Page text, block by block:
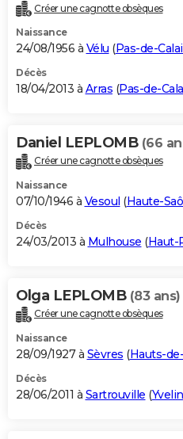
Créer une cagnotte obsèques
Naissance
24/08/1956 à Vélu (Pas-de-
Décès
18/04/2013 à Arras (Pas-de-
Daniel LEPLOMB (66
Créer une cagnotte obsèques
Naissance
07/10/1946 à Vesoul (Haute-
Décès
24/03/2013 à Mulhouse (Haut-
Olga LEPLOMB (83 ans)
Créer une cagnotte obsèques
Naissance
28/09/1927 à Sèvres (Hauts-
Décès
28/06/2011 à Sartrouville (